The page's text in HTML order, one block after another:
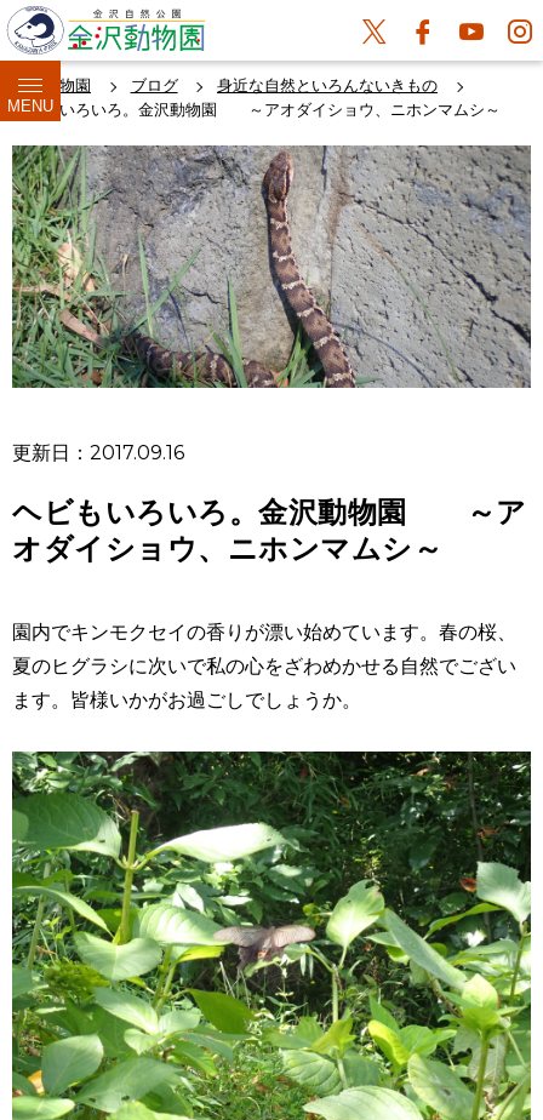
MENU
金沢動物園 ブログ
身近な自然といろんないきもの
ヘビもいろいろ。金沢動物園 ～アオダイショウ、ニホンマムシ～
更新日：2017.09.16
ヘビもいろいろ。金沢動物園 ～ア
オダイショウ、ニホンマムシ～
園内でキンモクセイの香りが漂い始めています。春の桜、
夏のヒグラシに次いで私の心をざわめかせる自然でござい
ます。皆様いかがお過ごしでしょうか。